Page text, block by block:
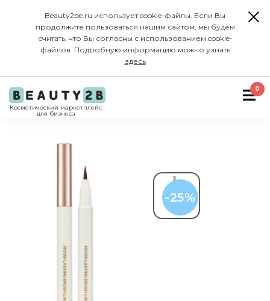
Beauty2be.ru использует cookie-файлы. Если Вы
продолжите пользоваться нашим сайтом, мы будем
считать, что Вы согласны с использованием cookie-
файлов. Подробную информацию можно узнать
здесь
Косметический маркетплейс
для бизнеса
0
-25%